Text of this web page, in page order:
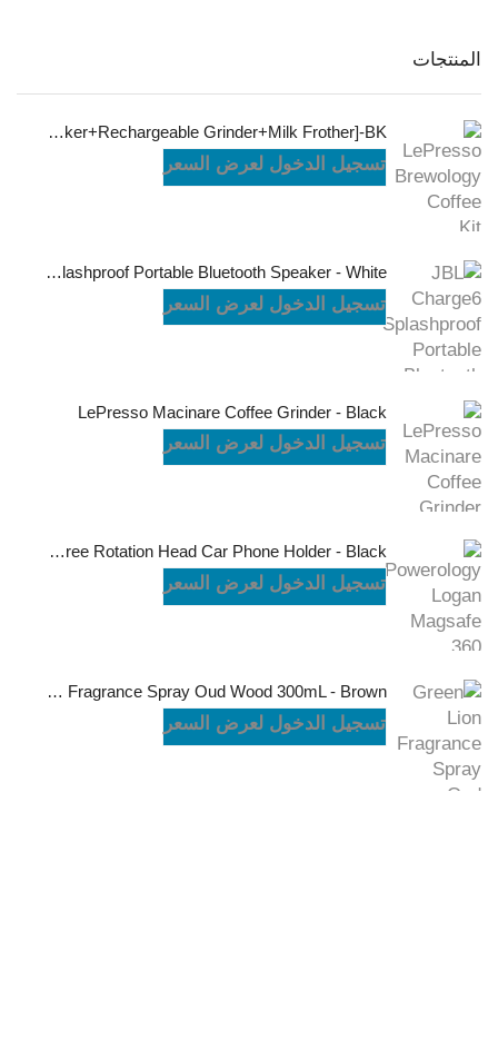
المنتجات
LePresso Brewology Coffee Kit [Espresso Maker+Rechargeable Grinder+Milk Frother]-BK
تسجيل الدخول لعرض السعر
JBL Charge6 Splashproof Portable Bluetooth Speaker - White
تسجيل الدخول لعرض السعر
LePresso Macinare Coffee Grinder - Black
تسجيل الدخول لعرض السعر
Powerology Logan Magsafe 360 Degree Rotation Head Car Phone Holder - Black
تسجيل الدخول لعرض السعر
Green Lion Fragrance Spray Oud Wood 300mL - Brown
تسجيل الدخول لعرض السعر